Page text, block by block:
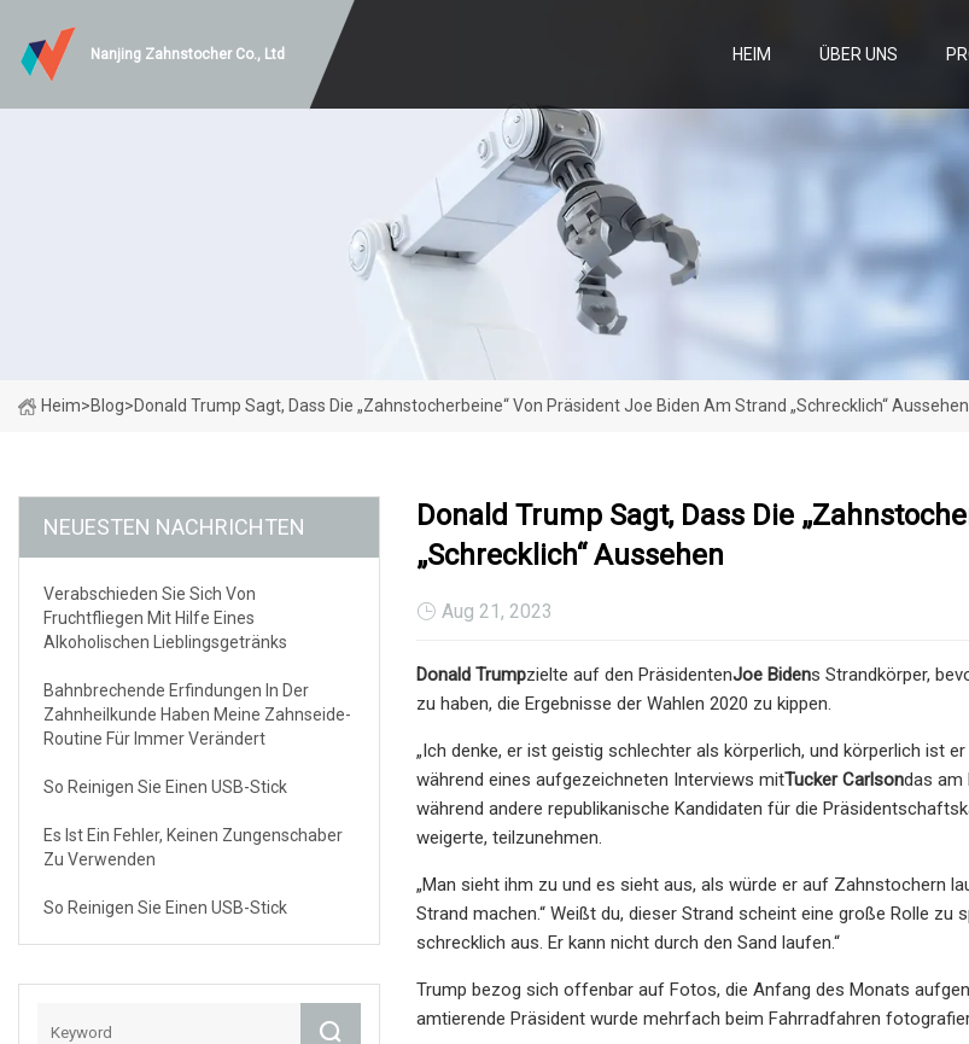
Nanjing Zahnstocher Co., Ltd HEIM ÜBER UNS
Heim>Blog>Donald Trump Sagt, Dass Die „Zahnstocherbeine“ Von Präsident Joe Biden Am Strand „schrecklich“ Aussehen
NEUESTEN NACHRICHTEN
Verabschieden Sie Sich Von
Fruchtfliegen Mit Hilfe Eines
Alkoholischen Lieblingsgetränks
Bahnbrechende Erfindungen In Der
Zahnheilkunde Haben Meine Zahnseide-
Routine Für Immer Verändert
So Reinigen Sie Einen USB-Stick
Es Ist Ein Fehler, Keinen Zungenschaber
Zu Verwenden
So Reinigen Sie Einen USB-Stick
Donald Trump Sagt, Dass Die
„schrecklich“ Aussehen
Aug 21, 2023
Donald Trumpzielte auf den PräsidentenJoe Bidens Strandkörper,
zu haben, die Ergebnisse der Wahlen 2020 zu kippen.
„Ich denke, er ist geistig schlechter als körperlich, und körperlich ist
während eines aufgezeichneten Interviews mitTucker Carlsondas am
während andere republikanische Kandidaten für die
weigerte, teilzunehmen.
„Man sieht ihm zu und es sieht aus, als würde er auf Zahnstochern
Strand machen.“ Weißt du, dieser Strand scheint eine große Rolle
schrecklich aus. Er kann nicht durch den Sand laufen.“
Trump bezog sich offenbar auf Fotos, die Anfang des Monats
amtierende Präsident wurde mehrfach beim Fahrradfahren